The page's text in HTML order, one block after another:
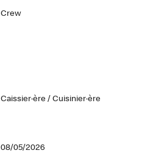
Crew
Caissier·ère / Cuisinier·ère
08/05/2026